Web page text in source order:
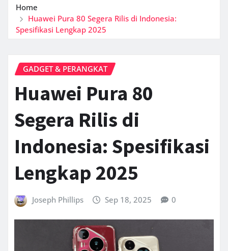
Home
Huawei Pura 80 Segera Rilis di Indonesia:
Spesifikasi Lengkap 2025
GADGET & PERANGKAT
Huawei Pura 80
Segera Rilis di
Indonesia: Spesifikasi
Lengkap 2025
Joseph Phillips Sep 18, 2025 0